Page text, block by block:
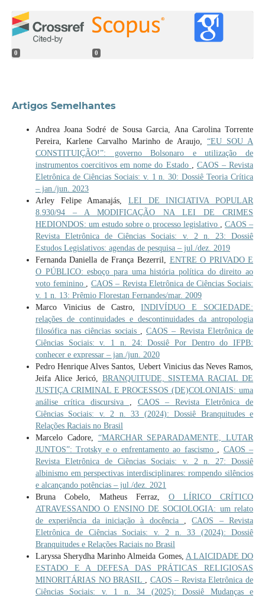
0 0
Artigos Semelhantes
Andrea Joana Sodré de Sousa Garcia, Ana Carolina Torrente
Pereira, Karlene Carvalho Marinho de Araujo,“EU SOU A
CONSTITUIÇÃO!”: governo Bolsonaro e utilização de
instrumentos coercitivos em nome do Estado
CAOS – Revista
Eletrônica de Ciências Sociais: v. 1 n. 30: Dossiê Teoria Crítica
– jan./jun. 2023
Arley Felipe Amanajás, LEI DE INICIATIVA POPULAR
8.930/94 – A MODIFICAÇÃO NA LEI DE CRIMES
HEDIONDOS: um estudo sobre o processo legislativo
CAOS –
Revista Eletrônica de Ciências Sociais: v. 2 n. 23: Dossiê
Estudos Legislativos: agendas de pesquisa – jul./dez. 2019
Fernanda Daniella de França Bezerril, ENTRE O PRIVADO E
O PÚBLICO: esboço para uma história política do direito ao
voto feminino
CAOS – Revista Eletrônica de Ciências Sociais:
v. 1 n. 13: Prêmio Florestan Fernandes/mar. 2009
Marco Vinicius de Castro,INDIVÍDUO E SOCIEDADE:
relações de continuidades e descontinuidades da antropologia
filosófica nas ciências sociais
,CAOS – Revista Eletrônica de
Ciências Sociais: v. 1 n. 24: Dossiê Por Dentro do IFPB:
conhecer e expressar – jan./jun. 2020
Pedro Henrique Alves Santos, Uebert Vinicius das Neves Ramos,
Jeifa Alice Jericó, BRANQUITUDE, SISTEMA RACIAL DE
JUSTIÇA CRIMINAL E PROCESSOS (DE)COLONIAIS: uma
análise crítica discursiva
CAOS – Revista Eletrônica de
Ciências Sociais: v. 2 n. 33 (2024): Dossiê Branquitudes e
Relações Raciais no Brasil
Marcelo Cadore, “MARCHAR SEPARADAMENTE, LUTAR
JUNTOS”: Trotsky e o enfrentamento ao fascismo
CAOS –
Revista Eletrônica de Ciências Sociais: v. 2 n. 27: Dossiê
albinismo em perspectivas interdisciplinares: rompendo silêncios
e alcançando potências – jul./dez. 2021
Bruna Cobelo, Matheus Ferraz,O LÍRICO CRÍTICO
ATRAVESSANDO O ENSINO DE SOCIOLOGIA: um relato
de experiência da iniciação à docência
,CAOS – Revista
Eletrônica de Ciências Sociais: v. 2 n. 33 (2024): Dossiê
Branquitudes e Relações Raciais no Brasil
Laryssa Sherydha Marinho Almeida Gomes, A LAICIDADE DO
ESTADO E A DEFESA DAS PRÁTICAS RELIGIOSAS
MINORITÁRIAS NO BRASIL
CAOS – Revista Eletrônica de
Ciências Sociais: v. 1 n. 34 (2025): Dossiê Mudanças e